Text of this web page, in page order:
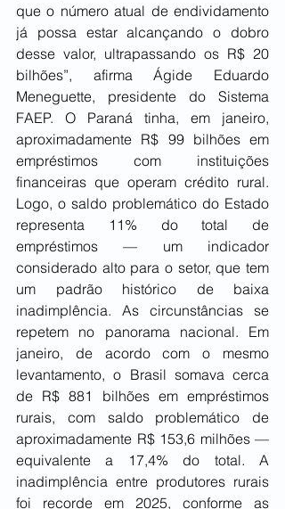
que o número atual de endividamento
já possa estar alcançando o dobro
desse valor, ultrapassando os R$ 20
bilhões”, afirma Ágide Eduardo
Meneguette, presidente do Sistema
FAEP. O Paraná tinha, em janeiro,
aproximadamente R$ 99 bilhões em
empréstimos com instituições
financeiras que operam crédito rural.
Logo, o saldo problemático do Estado
representa 11% do total de
empréstimos — um indicador
considerado alto para o setor, que tem
um padrão histórico de baixa
inadimplência. As circunstâncias se
repetem no panorama nacional. Em
janeiro, de acordo com o mesmo
levantamento, o Brasil somava cerca
de R$ 881 bilhões em empréstimos
rurais, com saldo problemático de
aproximadamente R$ 153,6 milhões —
equivalente a 17,4% do total. A
inadimplência entre produtores rurais
foi recorde em 2025, conforme as